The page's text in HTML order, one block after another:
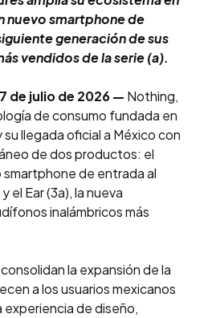
nuevo smartphone de
generación de sus
vendidos de la serie (a).
de julio de 2026 — Nothing,
de consumo fundada en
llegada oficial a México con
de dos productos: el
smartphone de entrada al
el Ear (3a), la nueva
inalámbricos más
la expansión de la
a los usuarios mexicanos
de diseño,